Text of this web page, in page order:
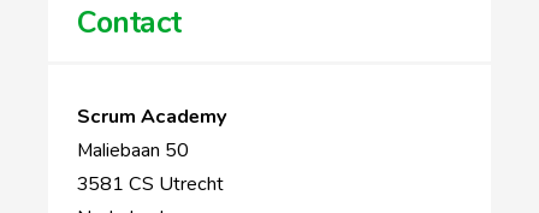
Contact
Scrum Academy
Maliebaan 50
3581 CS Utrecht